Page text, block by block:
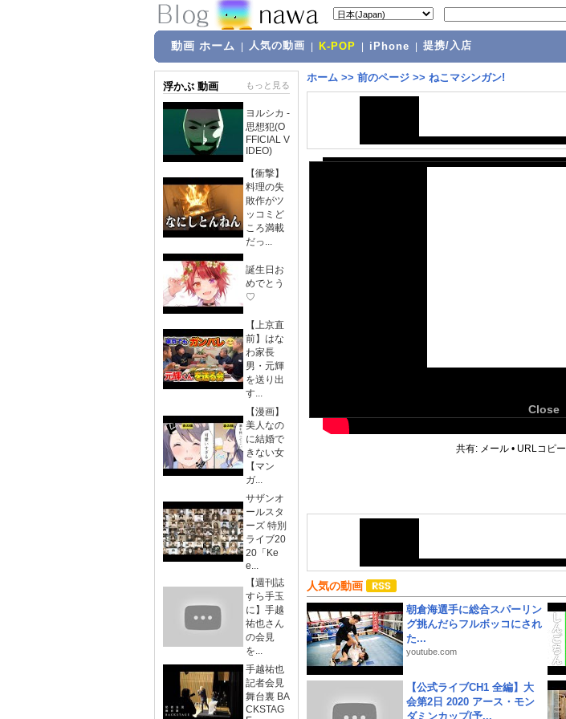
動画 ホーム 人気の動画 K-POP iPhone 提携/入店
浮かぶ 動画 もっと見る
ヨルシカ -
思想犯(O
FFICIAL V
IDEO)
【衝撃】
料理の失
敗作がツ
ッコミど
ころ満載
だっ...
誕生日お
めでとう
♡
【上京直
前】はな
わ家長
男・元輝
を送り出
す...
【漫画】
美人なの
に結婚で
きない女
【マン
ガ...
サザンオ
ールスタ
ーズ 特別
ライブ20
20「Ke
e...
【週刊誌
すら手玉
に】手越
祐也さん
の会見
を...
手越祐也
記者会見
舞台裏 BA
CKSTAG
ホーム >> 前のページ >> ねこマシンガン!
Close
共有: メール • URLコピー
人気の動画
朝倉海選手に総合スパーリン
グ挑んだらフルボッコにされ
た...
youtube.com
【公式ライブCH1 全編】大
会第2日 2020 アース・モン
ダミンカップ(予...